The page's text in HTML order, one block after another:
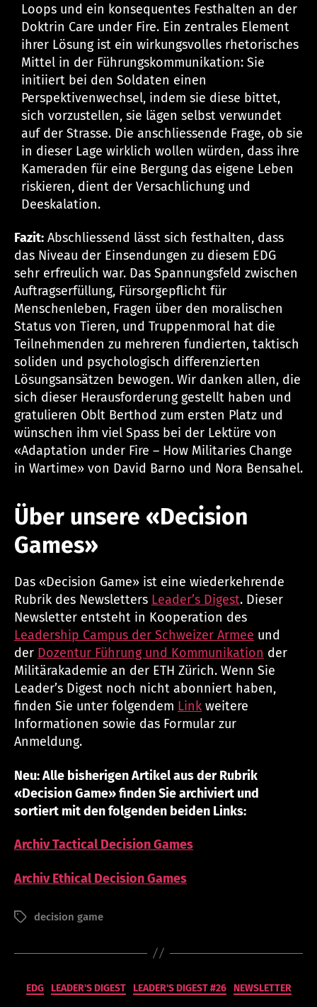
Loops und ein konsequentes Festhalten an der
Doktrin Care under Fire. Ein zentrales Element
ihrer Lösung ist ein wirkungsvolles rhetorisches
Mittel in der Führungskommunikation: Sie
initiiert bei den Soldaten einen
Perspektivenwechsel, indem sie diese bittet,
sich vorzustellen, sie lägen selbst verwundet
auf der Strasse. Die anschliessende Frage, ob sie
in dieser Lage wirklich wollen würden, dass ihre
Kameraden für eine Bergung das eigene Leben
riskieren, dient der Versachlichung und
Deeskalation.
Fazit: Abschliessend lässt sich festhalten, dass
das Niveau der Einsendungen zu diesem EDG
sehr erfreulich war. Das Spannungsfeld zwischen
Auftragserfüllung, Fürsorgepflicht für
Menschenleben, Fragen über den moralischen
Status von Tieren, und Truppenmoral hat die
Teilnehmenden zu mehreren fundierten, taktisch
soliden und psychologisch differenzierten
Lösungsansätzen bewogen. Wir danken allen, die
sich dieser Herausforderung gestellt haben und
gratulieren Oblt Berthod zum ersten Platz und
wünschen ihm viel Spass bei der Lektüre von
«Adaptation under Fire – How Militaries Change
in Wartime» von David Barno und Nora Bensahel.
Über unsere «Decision
Games»
Das «Decision Game» ist eine wiederkehrende
Rubrik des Newsletters Leader’s Digest. Dieser
Newsletter entsteht in Kooperation des
Leadership Campus der Schweizer Armee und
der Dozentur Führung und Kommunikation der
Militärakademie an der ETH Zürich. Wenn Sie
Leader’s Digest noch nicht abonniert haben,
finden Sie unter folgendem Link weitere
Informationen sowie das Formular zur
Anmeldung.
Neu: Alle bisherigen Artikel aus der Rubrik
«Decision Game» finden Sie archiviert und
sortiert mit den folgenden beiden Links:
Archiv Tactical Decision Games
Archiv Ethical Decision Games
Schlagwörter
decision game
Kategorien
EDG LEADER'S DIGEST LEADER'S DIGEST #26 NEWSLETTER
V